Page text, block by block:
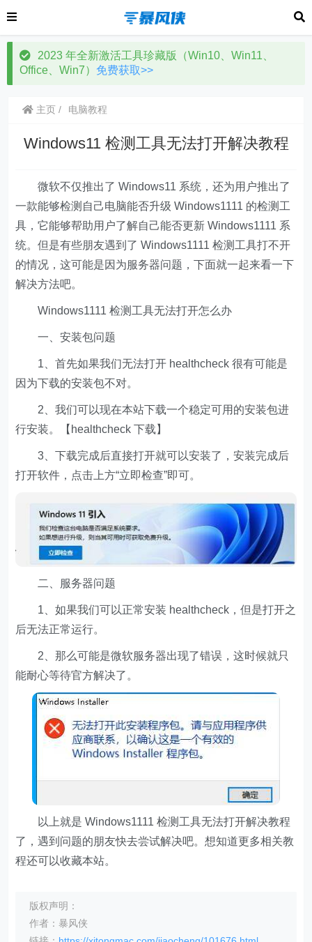
2023 年全新激活工具珍藏版（Win10、Win11、
Office、Win7） 免费获取>>
主页 电脑教程
Windows11 检测工具无法打开解决教程
微软不仅推出了 Windows11 系统，还为用户推出了
一款能够检测自己电脑能否升级 Windows1111 的检测工
具，它能够帮助用户了解自己能否更新 Windows1111 系
统。但是有些朋友遇到了 Windows1111 检测工具打不开
的情况，这可能是因为服务器问题，下面就一起来看一下
解决方法吧。
Windows1111 检测工具无法打开怎么办
一、安装包问题
1、首先如果我们无法打开 healthcheck 很有可能是
因为下载的安装包不对。
2、我们可以现在本站下载一个稳定可用的安装包进
行安装。【healthcheck 下载】
3、下载完成后直接打开就可以安装了，安装完成后
打开软件，点击上方“立即检查”即可。
二、服务器问题
1、如果我们可以正常安装 healthcheck，但是打开之
后无法正常运行。
2、那么可能是微软服务器出现了错误，这时候就只
能耐心等待官方解决了。
以上就是 Windows1111 检测工具无法打开解决教程
了，遇到问题的朋友快去尝试解决吧。想知道更多相关教
程还可以收藏本站。
版权声明：
作者：暴风侠